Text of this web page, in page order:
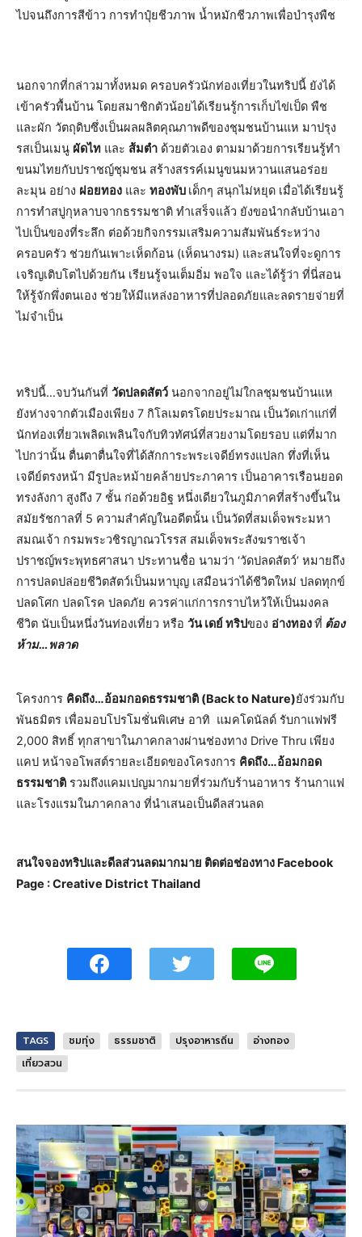
ไปจนถึงการสีข้าว การทำปุ๋ยชีวภาพ น้ำหมักชีวภาพเพื่อบำรุงพืช
นอกจากที่กล่าวมาทั้งหมด ครอบครัวนักท่องเที่ยวในทริปนี้ ยังได้
เข้าครัวพื้นบ้าน โดยสมาชิกตัวน้อยได้เรียนรู้การเก็บไข่เป็ด พืช
และผัก วัตถุดิบซึ่งเป็นผลผลิตคุณภาพดีของชุมชนบ้านแห มาปรุง
รสเป็นเมนู ผัดไท และ ส้มตำ ด้วยตัวเอง ตามมาด้วยการเรียนรู้ทำ
ขนมไทยกับปราชญ์ชุมชน สร้างสรรค์เมนูขนมหวานแสนอร่อย
ละมุน อย่าง ฝอยทอง และ ทองพับ เด็กๆ สนุกไม่หยุด เมื่อได้เรียนรู้
การทำสบู่กุหลาบจากธรรมชาติ ทำเสร็จแล้ว ยังขอนำกลับบ้านเอา
ไปเป็นของที่ระลึก ต่อด้วยกิจกรรมเสริมความสัมพันธ์ระหว่าง
ครอบครัว ช่วยกันเพาะเห็ดก้อน (เห็ดนางรม) และสนใจที่จะดูการ
เจริญเติบโตไปด้วยกัน เรียนรู้จนเต็มอิ่ม พอใจ และได้รู้ว่า ที่นี่สอน
ให้รู้จักพึ่งตนเอง ช่วยให้มีแหล่งอาหารที่ปลอดภัยและลดรายจ่ายที่
ไม่จำเป็น
ทริปนี้…จบวันกันที่ วัดปลดสัตว์ นอกจากอยู่ไม่ใกลชุมชนบ้านแห
ยังห่างจากตัวเมืองเพียง 7 กิโลเมตรโดยประมาณ เป็นวัดเก่าแก่ที่
นักท่องเที่ยวเพลิดเพลินใจกับทิวทัศน์ที่สวยงามโดยรอบ แต่ที่มาก
ไปกว่านั้น ตื่นตาตื่นใจที่ได้สักการะพระเจดีย์ทรงแปลก ทึ่งที่เห็น
เจดีย์ตรงหน้า มีรูปละหม้ายคล้ายประภาคาร เป็นอาคารเรือนยอด
ทรงลังกา สูงถึง 7 ชั้น ก่อด้วยอิฐ หนึ่งเดียวในภูมิภาคที่สร้างขึ้นใน
สมัยรัชกาลที่ 5 ความสำคัญในอดีตนั้น เป็นวัดที่สมเด็จพระมหา
สมณเจ้า กรมพระวชิรญาณวโรรส สมเด็จพระสังฆราชเจ้า
ปราชญ์พระพุทธศาสนา ประทานชื่อ นามว่า ‘วัดปลดสัตว์’ หมายถึง
การปลดปล่อยชีวิตสัตว์เป็นมหาบุญ เสมือนว่าได้ชีวิตใหม่ ปลดทุกข์
ปลดโศก ปลดโรค ปลดภัย ควรค่าแก่การกราบไหว้ให้เป็นมงคล
ชีวิต นับเป็นหนึ่งวันท่องเที่ยว หรือ วัน เดย์ ทริปของ อ่างทองที่ ต้อง
ห้าม…พลาด
โครงการ คิดถึง…อ้อมกอดธรรมชาติ (Back to Nature)ยังร่วมกับ
พันธมิตร เพื่อมอบโปรโมชั่นพิเศษ อาทิ แมคโดนัลด์ รับกาแฟฟรี
2,000 สิทธิ์ ทุกสาขาในภาคกลางผ่านช่องทาง Drive Thru เพียง
แคป หน้าจอโพสต์รายละเอียดของโครงการ คิดถึง…อ้อมกอด
ธรรมชาติ รวมถึงแคมเปญมากมายที่ร่วมกับร้านอาหาร ร้านกาแฟ
และโรงแรมในภาคกลาง ที่นำเสนอเป็นดีลส่วนลด
สนใจจองทริปและดีลส่วนลดมากมาย ติดต่อช่องทาง Facebook
Page : Creative District Thailand
TAGS ชมทุ่ง ธรรมชาติ ปรุงอาหารถิ่น
อ่างทอง
เที่ยวสวน